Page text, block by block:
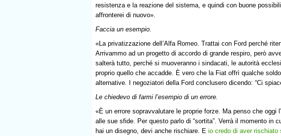
resistenza e la reazione del sistema, e quindi con buone
affronterei di nuovo».
Faccia un esempio.
«La privatizzazione dell’Alfa Romeo. Trattai con Ford perché
Arrivammo ad un progetto di accordo di grande respiro, però
salterà tutto, perché si muoveranno i sindacati, le autorità
proprio quello che accadde. È vero che la Fiat offrì qualche
alternative. I negoziatori della Ford conclusero dicendo: “Ci
Le chiedevo di farmi l’esempio di un errore.
«È un errore sopravvalutare le proprie forze. Ma penso che oggi
alle sue sfide. Per questo parlo di “sortita”. Verrà il momento in
hai un disegno, devi anche rischiare. E io credo di aver rischiato